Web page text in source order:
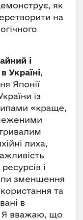
як
на
і
Україні,
Японії
із
«краще,
лиха,
і
зменшення
та
в
Я вважаю, що